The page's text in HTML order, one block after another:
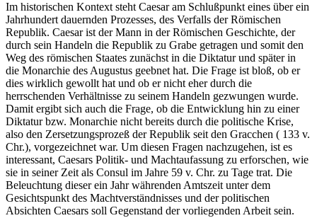
Im historischen Kontext steht Caesar am Schlußpunkt eines über ein
Jahrhundert dauernden Prozesses, des Verfalls der Römischen
Republik. Caesar ist der Mann in der Römischen Geschichte, der
durch sein Handeln die Republik zu Grabe getragen und somit den
Weg des römischen Staates zunächst in die Diktatur und später in
die Monarchie des Augustus geebnet hat. Die Frage ist bloß, ob er
dies wirklich gewollt hat und ob er nicht eher durch die
herrschenden Verhältnisse zu seinem Handeln gezwungen wurde.
Damit ergibt sich auch die Frage, ob die Entwicklung hin zu einer
Diktatur bzw. Monarchie nicht bereits durch die politische Krise,
also den Zersetzungsprozeß der Republik seit den Gracchen ( 133 v.
Chr.), vorgezeichnet war. Um diesen Fragen nachzugehen, ist es
interessant, Caesars Politik- und Machtaufassung zu erforschen, wie
sie in seiner Zeit als Consul im Jahre 59 v. Chr. zu Tage trat. Die
Beleuchtung dieser ein Jahr währenden Amtszeit unter dem
Gesichtspunkt des Machtverständnisses und der politischen
Absichten Caesars soll Gegenstand der vorliegenden Arbeit sein.